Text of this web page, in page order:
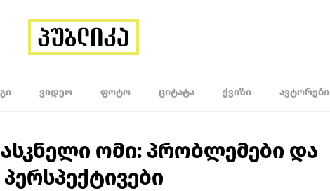
ᲕᲘᲓᲔᲝ ᲤᲝᲢᲝ ᲪᲘᲢᲐᲢᲐ ᲥᲕᲘᲖᲘ ᲐᲕᲢᲝᲠᲔᲑᲘ
ომი: პრობლემები და
პერსპექტივები